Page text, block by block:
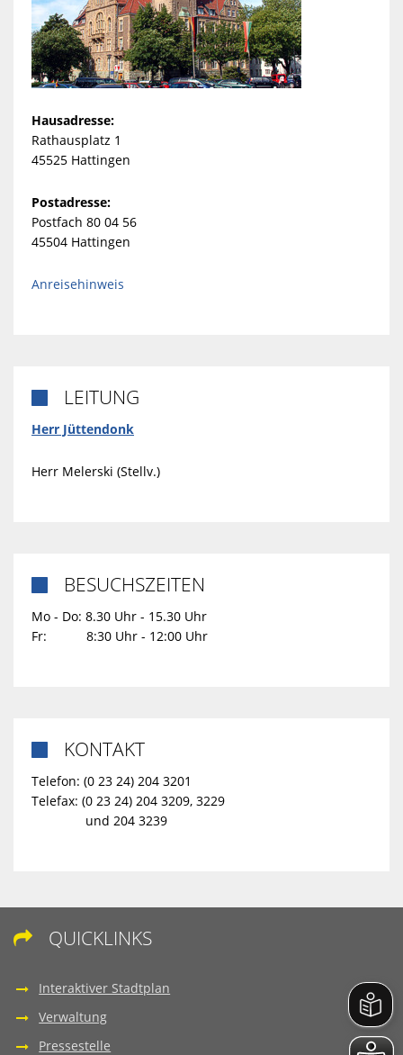
Hausadresse:
Rathausplatz 1
45525 Hattingen
Postadresse:
Postfach 80 04 56
45504 Hattingen
Anreisehinweis
 LEITUNG
Herr Jüttendonk
Herr Melerski (Stellv.)
 BESUCHSZEITEN
Mo - Do: 8.30 Uhr - 15.30 Uhr
Fr: 8:30 Uhr - 12:00 Uhr
 KONTAKT
Telefon: (0 23 24) 204 3201
Telefax: (0 23 24) 204 3209, 3229
und 204 3239
 QUICKLINKS
Interaktiver Stadtplan
Verwaltung
Pressestelle